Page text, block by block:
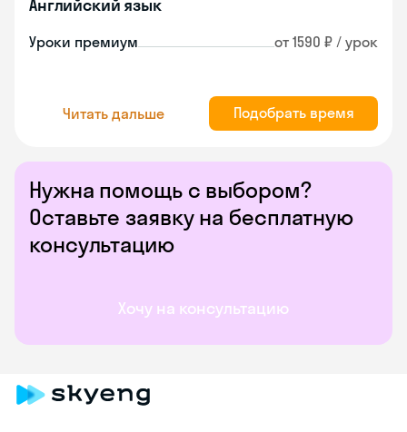
Нужна помощь с выбором?
Оставьте заявку на бесплатную
консультацию
Хочу на консультацию
Английский язык
Уроки премиум от 1590 ₽ / урок
Читать дальше Подобрать время